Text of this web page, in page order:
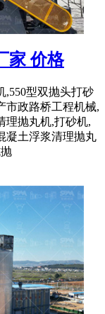
家 价格
,550型双抛头打砂
市政路桥工程机械,
理抛丸机,打砂机,
凝土浮浆清理抛丸